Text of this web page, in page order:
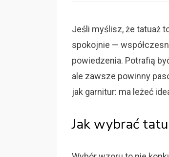
Jeśli myślisz, że tatuaż
spokojnie —
powiedzenia. Potrafią
ale zawsze powinny
jak garnitur: ma leżeć
Jak wybrać